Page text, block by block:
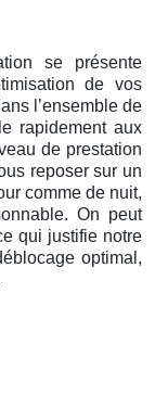
se présente
de vos
l’ensemble de
rapidement aux
de prestation
reposer sur un
comme de nuit,
On peut
qui justifie notre
optimal,